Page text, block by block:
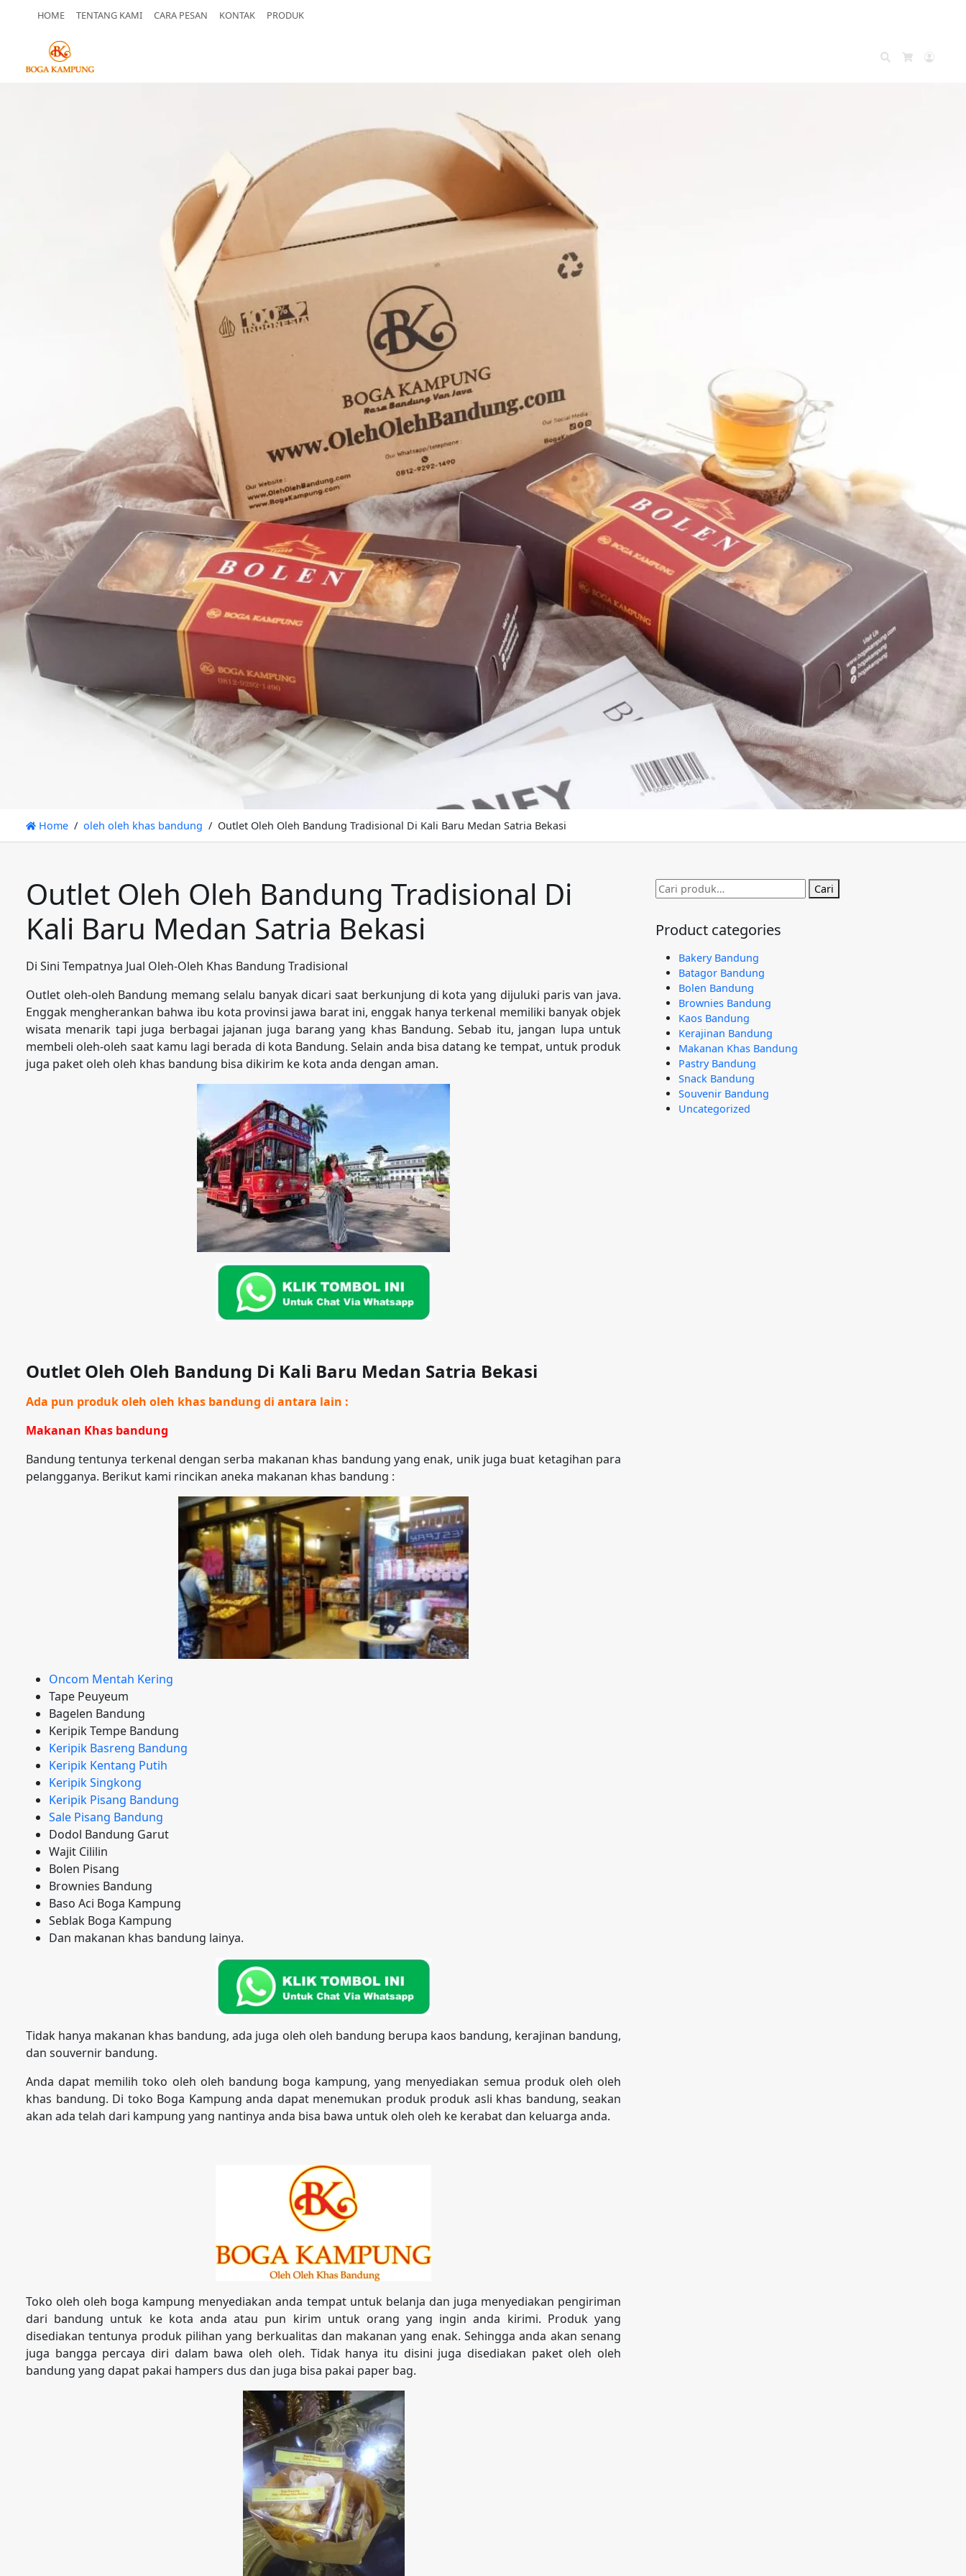
HOME TENTANG KAMI CARA PESAN KONTAK PRODUK
Search
Home oleh oleh khas bandung Outlet Oleh Oleh Bandung Tradisional Di Kali Baru Medan Satria Bekasi
Outlet Oleh Oleh Bandung Tradisional Di
Kali Baru Medan Satria Bekasi
Di Sini Tempatnya Jual Oleh-Oleh Khas Bandung Tradisional
Outlet oleh-oleh Bandung memang selalu banyak dicari saat berkunjung di kota yang dijuluki paris van java.
Enggak mengherankan bahwa ibu kota provinsi jawa barat ini, enggak hanya terkenal memiliki banyak objek
wisata menarik tapi juga berbagai jajanan juga barang yang khas Bandung. Sebab itu, jangan lupa untuk
membeli oleh-oleh saat kamu lagi berada di kota Bandung. Selain anda bisa datang ke tempat, untuk produk
juga paket oleh oleh khas bandung bisa dikirim ke kota anda dengan aman.
Outlet Oleh Oleh Bandung Di Kali Baru Medan Satria Bekasi
Ada pun produk oleh oleh khas bandung di antara lain :
Makanan Khas bandung
Bandung tentunya terkenal dengan serba makanan khas bandung yang enak, unik juga buat ketagihan para
pelangganya. Berikut kami rincikan aneka makanan khas bandung :
Oncom Mentah Kering
Tape Peuyeum
Bagelen Bandung
Keripik Tempe Bandung
Keripik Basreng Bandung
Keripik Kentang Putih
Keripik Singkong
Keripik Pisang Bandung
Sale Pisang Bandung
Dodol Bandung Garut
Wajit Cililin
Bolen Pisang
Brownies Bandung
Baso Aci Boga Kampung
Seblak Boga Kampung
Dan makanan khas bandung lainya.
Tidak hanya makanan khas bandung, ada juga oleh oleh bandung berupa kaos bandung, kerajinan bandung,
dan souvernir bandung.
Anda dapat memilih toko oleh oleh bandung boga kampung, yang menyediakan semua produk oleh oleh
khas bandung. Di toko Boga Kampung anda dapat menemukan produk produk asli khas bandung, seakan
akan ada telah dari kampung yang nantinya anda bisa bawa untuk oleh oleh ke kerabat dan keluarga anda.
Toko oleh oleh boga kampung menyediakan anda tempat untuk belanja dan juga menyediakan pengiriman
dari bandung untuk ke kota anda atau pun kirim untuk orang yang ingin anda kirimi. Produk yang
disediakan tentunya produk pilihan yang berkualitas dan makanan yang enak. Sehingga anda akan senang
juga bangga percaya diri dalam bawa oleh oleh. Tidak hanya itu disini juga disediakan paket oleh oleh
bandung yang dapat pakai hampers dus dan juga bisa pakai paper bag.
Pencarian
untuk:
Cari
Product categories
Bakery Bandung
Batagor Bandung
Bolen Bandung
Brownies Bandung
Kaos Bandung
Kerajinan Bandung
Makanan Khas Bandung
Pastry Bandung
Snack Bandung
Souvenir Bandung
Uncategorized